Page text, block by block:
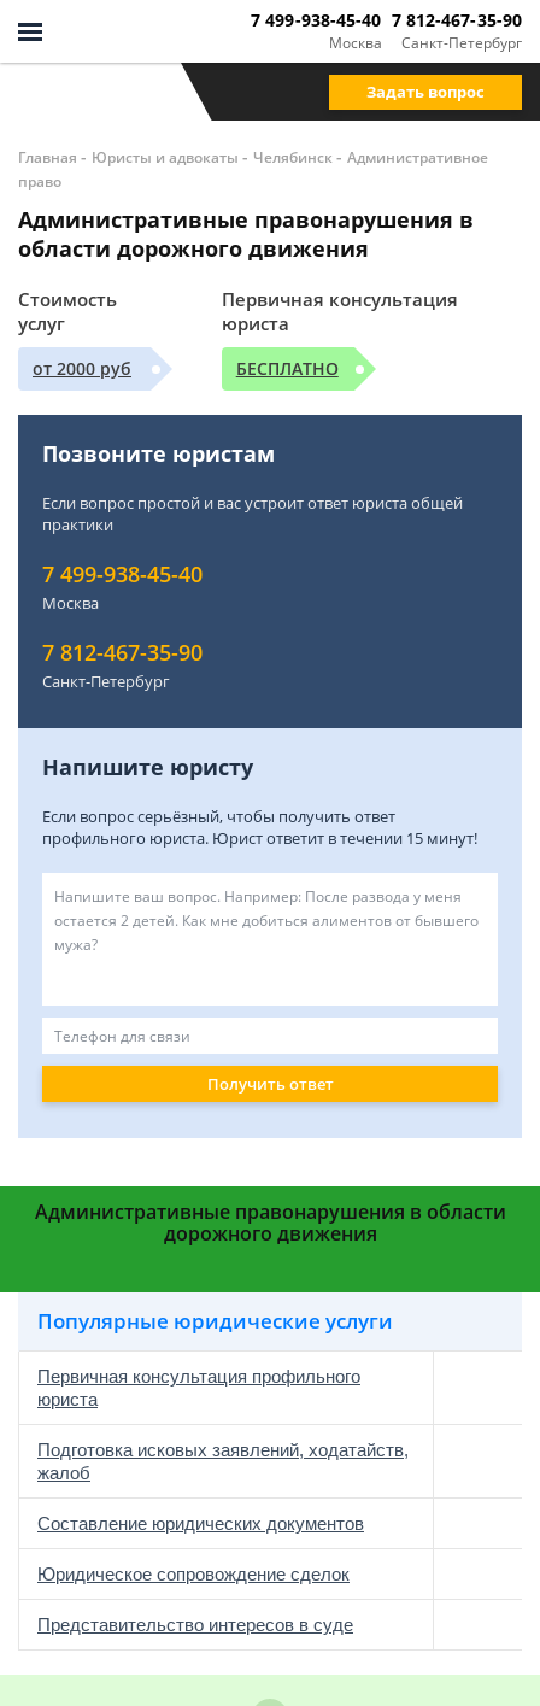
Москва
7 499-938-45-40
Санкт-Петербург
7 812-467-35-90
Задать вопрос
Главная - Юристы и адвокаты - Челябинск- Административное
право
Административные правонарушения в
области дорожного движения
Стоимость
услуг
от 2000 руб
Первичная консультация
юриста
БЕСПЛАТНО
Позвоните юристам
Если вопрос простой и вас устроит ответ юриста общей
практики
7 499-938-45-40
Москва
7 812-467-35-90
Санкт-Петербург
Напишите юристу
Если вопрос серьёзный, чтобы получить ответ
профильного юриста. Юрист ответит в течении 15 минут!
Получить ответ
Административные правонарушения в области
дорожного движения
Популярные юридические услуги
Первичная консультация профильного
юриста
Подготовка исковых заявлений, ходатайств,
жалоб
Составление юридических документов
Юридическое сопровождение сделок
Представительство интересов в суде